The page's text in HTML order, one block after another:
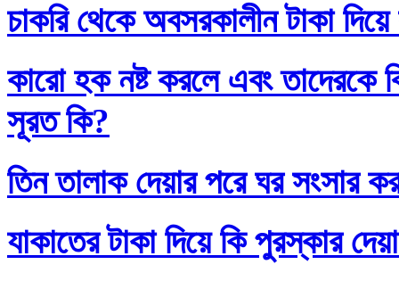
চাকরি থেকে অবসরকালীন টাকা
কারো হক নষ্ট করলে এবং তাদেরকে
সূরত কি?
তিন তালাক দেয়ার পরে ঘর সংসার
যাকাতের টাকা দিয়ে কি পুরস্কার